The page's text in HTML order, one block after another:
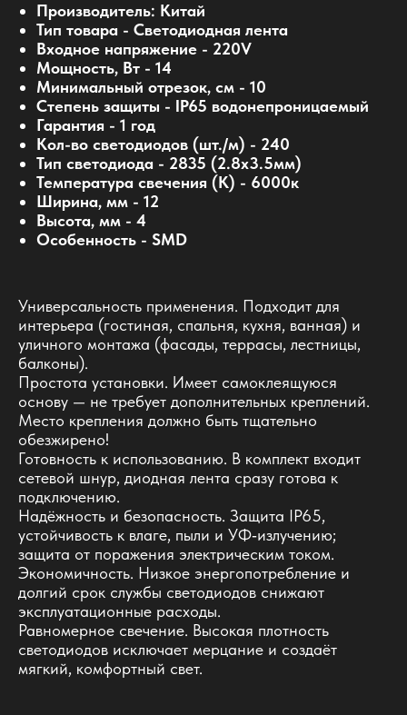
Производитель: Китай
Тип товара - Светодиодная лента
Входное напряжение - 220V
Мощность, Вт - 14
Минимальный отрезок, см - 10
Степень защиты - IP65 водонепроницаемый
Гарантия - 1 год
Кол-во светодиодов (шт./м) - 240
Тип светодиода - 2835 (2.8x3.5мм)
Температура свечения (К) - 6000к
Ширина, мм - 12
Высота, мм - 4
Особенность - SMD
Универсальность применения. Подходит для
интерьера (гостиная, спальня, кухня, ванная) и
уличного монтажа (фасады, террасы, лестницы,
балконы).
Простота установки. Имеет самоклеящуюся
основу — не требует дополнительных креплений.
Место крепления должно быть тщательно
обезжирено!
Готовность к использованию. В комплект входит
сетевой шнур, диодная лента сразу готова к
подключению.
Надёжность и безопасность. Защита IP65,
устойчивость к влаге, пыли и УФ‑излучению;
защита от поражения электрическим током.
Экономичность. Низкое энергопотребление и
долгий срок службы светодиодов снижают
эксплуатационные расходы.
Равномерное свечение. Высокая плотность
светодиодов исключает мерцание и создаёт
мягкий, комфортный свет.